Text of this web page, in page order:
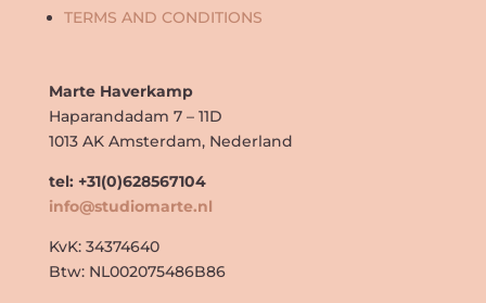
TERMS AND CONDITIONS
Marte Haverkamp
Haparandadam 7 – 11D
1013 AK Amsterdam, Nederland
tel: +31(0)628567104
info@studiomarte.nl
KvK: 34374640
Btw: NL002075486B86